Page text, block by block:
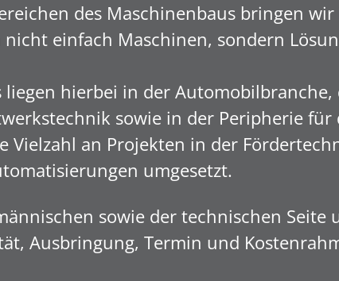
des Maschinenbaus bringen
einfach Maschinen, sondern
hierbei in der Automobilbranche,
sowie in der Peripherie für
an Projekten in der
umgesetzt.
sowie der technischen Seite
Ausbringung, Termin und